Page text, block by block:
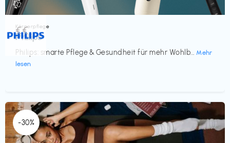
Körperpflege
Philips
Philips: smarte Pflege & Gesundheit für mehr Wohlb... Mehr
lesen
€€‎
-30%